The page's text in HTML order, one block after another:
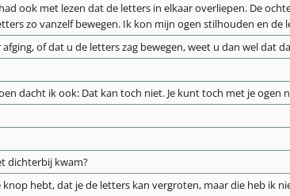
ook met lezen dat de letters in elkaar overliepen. De
zo vanzelf bewegen. Ik kon mijn ogen stilhouden en de
of dat u de letters zag bewegen, weet u dan wel dat
dacht ik ook: Dat kan toch niet. Je kunt toch met je
dichterbij kwam?
knop hebt, dat je de letters kan vergroten, maar die heb ik